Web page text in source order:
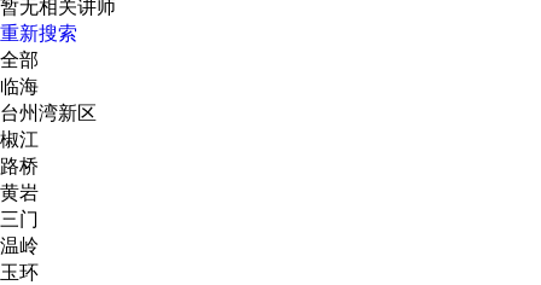
暂无相关讲师
重新搜索
全部
临海
台州湾新区
椒江
路桥
黄岩
三门
温岭
玉环